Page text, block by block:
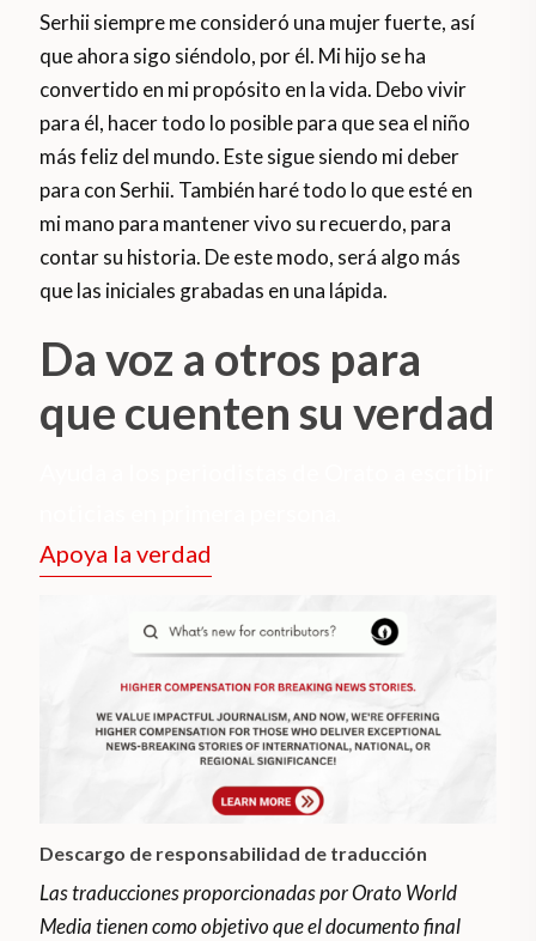
Serhii siempre me consideró una mujer fuerte, así
que ahora sigo siéndolo, por él. Mi hijo se ha
convertido en mi propósito en la vida. Debo vivir
para él, hacer todo lo posible para que sea el niño
más feliz del mundo. Este sigue siendo mi deber
para con Serhii. También haré todo lo que esté en
mi mano para mantener vivo su recuerdo, para
contar su historia. De este modo, será algo más
que las iniciales grabadas en una lápida.
Da voz a otros para
que cuenten su verdad
Apoya la verdad
Descargo de responsabilidad de traducción
Las traducciones proporcionadas por Orato World
Media tienen como objetivo que el documento final